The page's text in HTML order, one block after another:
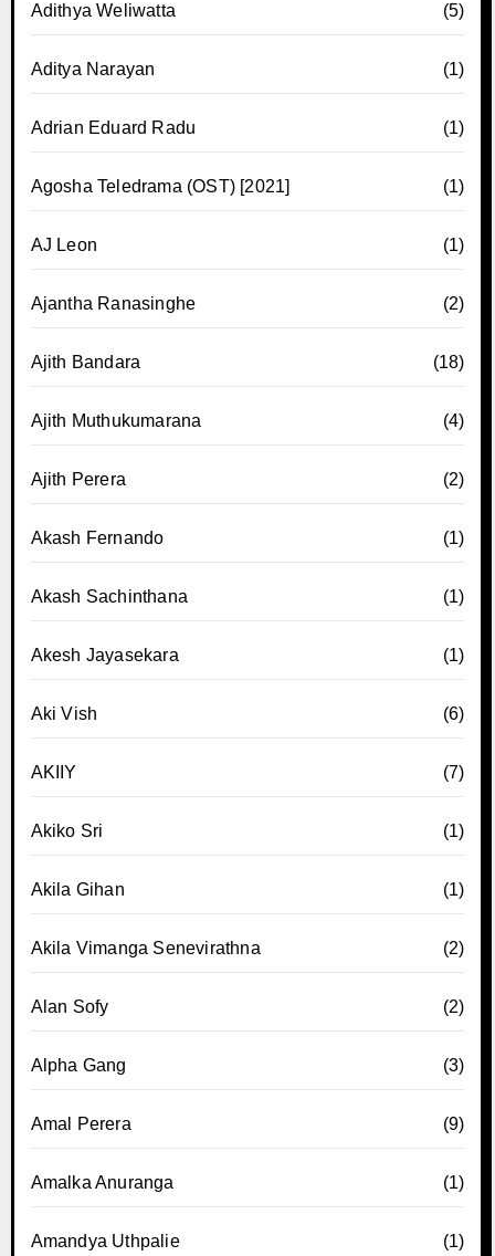
Adithya Weliwatta (5)
Aditya Narayan (1)
Adrian Eduard Radu (1)
Agosha Teledrama (OST) [2021] (1)
AJ Leon (1)
Ajantha Ranasinghe (2)
Ajith Bandara (18)
Ajith Muthukumarana (4)
Ajith Perera (2)
Akash Fernando (1)
Akash Sachinthana (1)
Akesh Jayasekara (1)
Aki Vish (6)
AKIIY (7)
Akiko Sri (1)
Akila Gihan (1)
Akila Vimanga Senevirathna (2)
Alan Sofy (2)
Alpha Gang (3)
Amal Perera (9)
Amalka Anuranga (1)
Amandya Uthpalie (1)